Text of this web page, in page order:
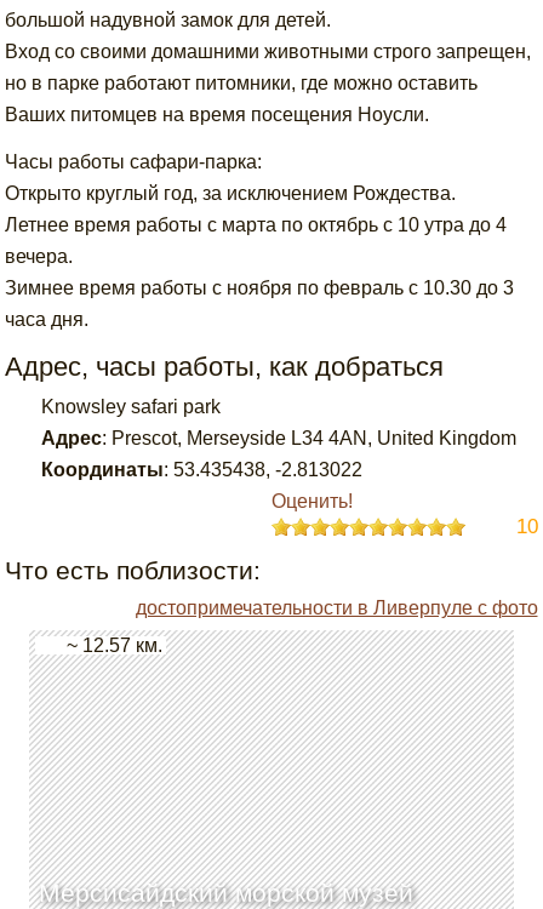
большой надувной замок для детей.
Вход со своими домашними животными строго запрещен,
но в парке работают питомники, где можно оставить
Ваших питомцев на время посещения Ноусли.
Часы работы сафари-парка:
Открыто круглый год, за исключением Рождества.
Летнее время работы с марта по октябрь с 10 утра до 4
вечера.
Зимнее время работы с ноября по февраль с 10.30 до 3
часа дня.
Адрес, часы работы, как добраться
Knowsley safari park
Адрес: Prescot, Merseyside L34 4AN, United Kingdom
Координаты: 53.435438,-2.813022
Оценить!
10
Что есть поблизости:
достопримечательности в Ливерпуле с фото
Мерсисайдский морской музей
~ 12.57 км.